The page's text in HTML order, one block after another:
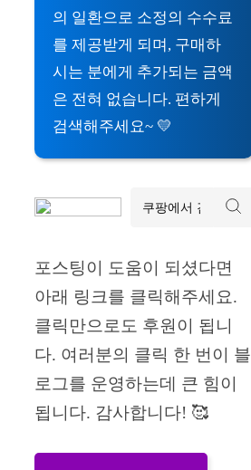
의 일환으로 소정의 수수료
를 제공받게 되며, 구매하
시는 분에게 추가되는 금액
은 전혀 없습니다. 편하게
검색해주세요~ 💛
포스팅이 도움이 되셨다면
아래 링크를 클릭해주세요.
클릭만으로도 후원이 됩니
다. 여러분의 클릭 한 번이 블
로그를 운영하는데 큰 힘이
됩니다. 감사합니다! 🥰